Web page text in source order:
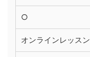
○
オンラインレッスン